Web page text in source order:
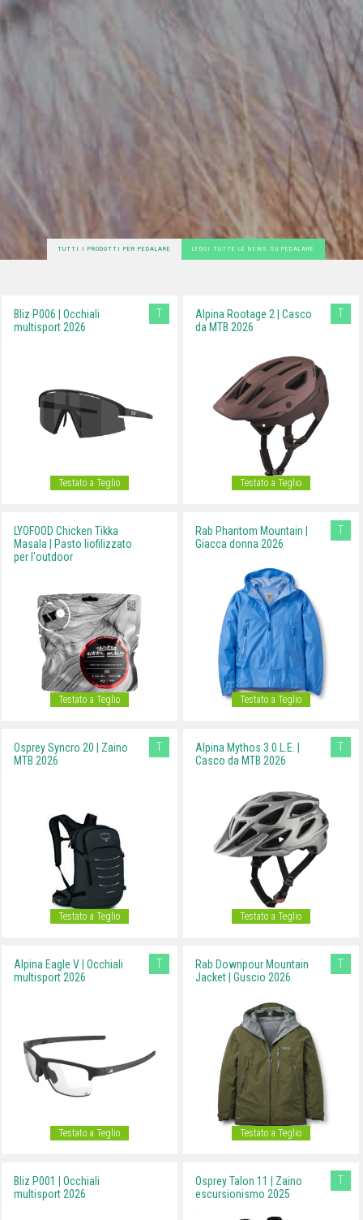
TUTTI I PRODOTTI PER PEDALARE LEGGI TUTTE LE NEWS SU PEDALARE
Bliz P006 | Occhiali
multisport 2026
T
Testato a Teglio
Alpina Rootage 2 | Casco
da MTB 2026
T
Testato a Teglio
LYOFOOD Chicken Tikka
Masala | Pasto liofilizzato
per l'outdoor
Testato a Teglio
Rab Phantom Mountain |
Giacca donna 2026
T
Testato a Teglio
Osprey Syncro 20 | Zaino
MTB 2026
T
Testato a Teglio
Alpina Mythos 3.0 L.E. |
Casco da MTB 2026
T
Testato a Teglio
Alpina Eagle V | Occhiali
multisport 2026
T
Testato a Teglio
Rab Downpour Mountain
Jacket | Guscio 2026
T
Testato a Teglio
Bliz P001 | Occhiali
multisport 2026
Osprey Talon 11 | Zaino
escursionismo 2025
T